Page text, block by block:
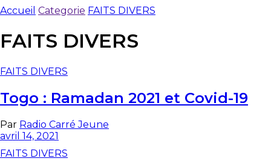
Accueil Categorie FAITS DIVERS
FAITS DIVERS
FAITS DIVERS
Togo : Ramadan 2021 et Covid-19
Par Radio Carré Jeune
avril 14, 2021
FAITS DIVERS